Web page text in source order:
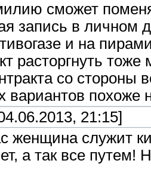
сможет
запись в личном
и на
расторгнуть
со стороны
вариантов похоже
21:15]
женщина служит
а так все путем!